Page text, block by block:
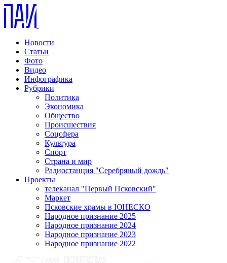
Новости
Статьи
Фото
Видео
Инфографика
Рубрики
Политика
Экономика
Общество
Происшествия
Соцсфера
Культура
Спорт
Страна и мир
Радиостанция "Серебряный дождь"
Проекты
телеканал "Первый Псковский"
Маркет
Псковские храмы в ЮНЕСКО
Народное признание 2025
Народное признание 2024
Народное признание 2023
Народное признание 2022